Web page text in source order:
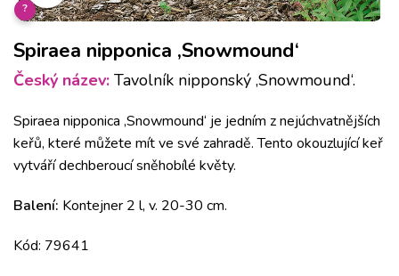
?
Spiraea nipponica ‚Snowmound‘
Český název: Tavolník nipponský ‚Snowmound‘.
Spiraea nipponica ‚Snowmound‘ je jedním z nejúchvatnějších
keřů, které můžete mít ve své zahradě. Tento okouzlující keř
vytváří dechberoucí sněhobílé květy.
Balení: Kontejner 2 l, v. 20-30 cm.
Kód: 79641